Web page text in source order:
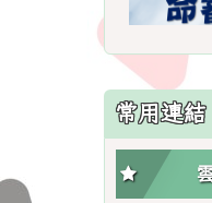
常用連結